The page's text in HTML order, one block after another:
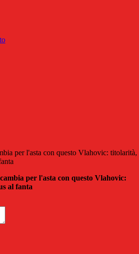
per l'asta con questo Vlahovic: titolarità,
per l'asta con questo Vlahovic:
al fanta